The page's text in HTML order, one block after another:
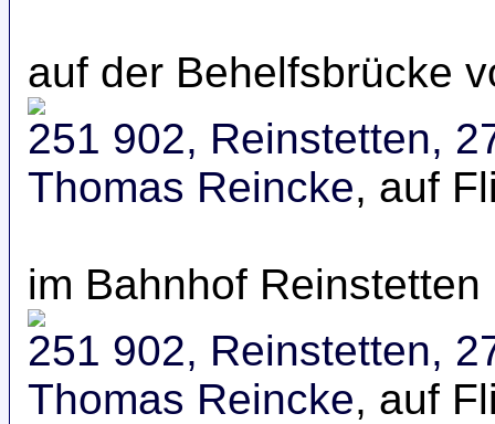
auf der Behelfsbrücke
251 902, Reinstetten,
Thomas Reincke, auf
im Bahnhof Reinstetten
251 902, Reinstetten,
Thomas Reincke, auf